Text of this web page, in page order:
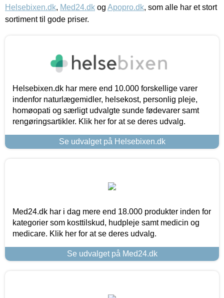
Helsebixen.dk, Med24.dk og Apopro.dk, som alle har et stort
sortiment til gode priser.
Helsebixen.dk har mere end 10.000 forskellige varer
indenfor naturlægemidler, helsekost, personlig pleje,
homøopati og særligt udvalgte sunde fødevarer samt
rengøringsartikler. Klik her for at se deres udvalg.
Se udvalget på Helsebixen.dk
Med24.dk har i dag mere end 18.000 produkter inden for
kategorier som kosttilskud, hudpleje samt medicin og
medicare. Klik her for at se deres udvalg.
Se udvalget på Med24.dk